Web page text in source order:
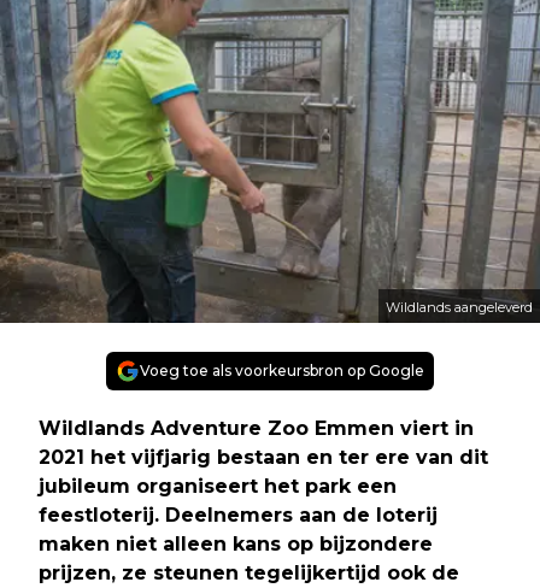
Wildlands aangeleverd
Voeg toe als voorkeursbron op Google
Wildlands Adventure Zoo Emmen viert in
2021 het vijfjarig bestaan en ter ere van dit
jubileum organiseert het park een
feestloterij. Deelnemers aan de loterij
maken niet alleen kans op bijzondere
prijzen, ze steunen tegelijkertijd ook de